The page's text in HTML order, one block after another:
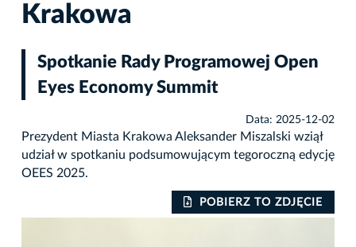
Krakowa
Spotkanie Rady Programowej Open
Eyes Economy Summit
Data: 2025-12-02
Prezydent Miasta Krakowa Aleksander Miszalski wziął
udział w spotkaniu podsumowującym tegoroczną edycję
OEES 2025.
POBIERZ TO ZDJĘCIE